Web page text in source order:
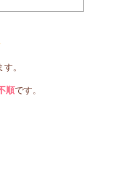
。
順です。